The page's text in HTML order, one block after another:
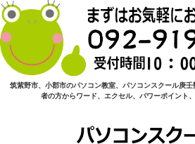
筑紫野市、小郡市のパソコン教室、パソコンスクール庚
者の方からワード、エクセル、パワーポイント